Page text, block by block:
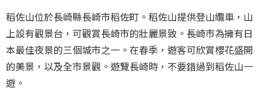
稻佐山位於長崎縣長崎市稻佐町。稻佐山提供登山纜車，山
上設有觀景台，可觀賞長崎市的壯麗景致。長崎市為擁有日
本最佳夜景的三個城市之一。在春季，遊客可欣賞櫻花盛開
的美景，以及全市景觀。遊覽長崎時，不要錯過到稻佐山一
遊。